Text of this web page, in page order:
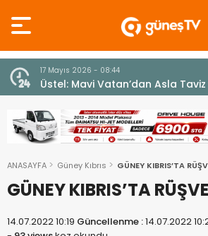
7 Ağustos 2026 - 12:36
ÜSTEL: “ERENKÖY RUHU SONSUZA
ANASAYFA Güney Kıbrıs GÜNEY KIBRIS’TA
GÜNEY KIBRIS’TA
14.07.2022 10:19 Güncellenme :14.07.2022